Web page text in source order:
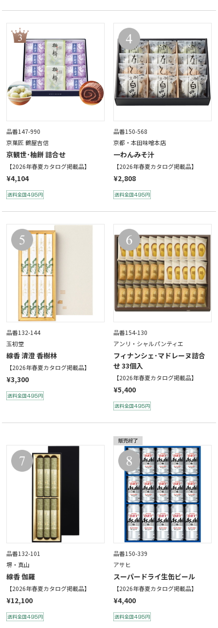
品番147-990
京菓匠 鶴屋吉信
京観世･柚餅 詰合せ
【2026年春夏カタログ掲載品】
¥4,104
品番150-568
京都・本田味噌本店
一わんみそ汁
【2026年春夏カタログ掲載品】
¥2,808
品番132-144
玉初堂
線香 清澄 香樹林
【2026年春夏カタログ掲載品】
¥3,300
品番154-130
アンリ・シャルパンティエ
フィナンシェ･マドレーヌ詰合
せ 33個入
【2026年春夏カタログ掲載品】
¥5,400
品番132-101
堺・真山
線香 伽羅
【2026年春夏カタログ掲載品】
¥12,100
品番150-339
アサヒ
スーパードライ生缶ビール
【2026年春夏カタログ掲載品】
¥4,400